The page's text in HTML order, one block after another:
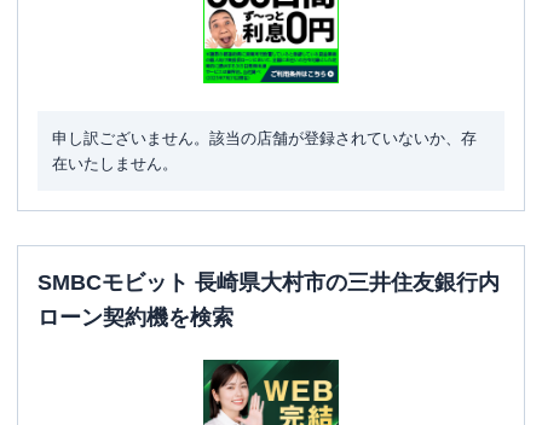
申し訳ございません。該当の店舗が登録されていないか、存
在いたしません。
SMBCモビット 長崎県大村市の三井住友銀行内
ローン契約機を検索